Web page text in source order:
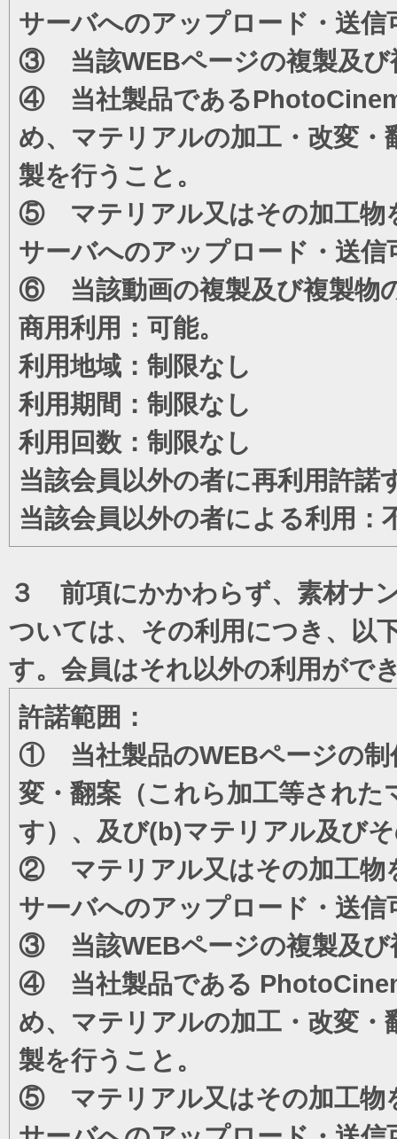
サーバへのアップロード・送信
③ 当該WEBページの複製及び
④ 当社製品である
め、マテリアルの加工・改変
製を行うこと。
⑤ マテリアル又はその加工物
サーバへのアップロード・送信
⑥ 当該動画の複製及び複製物
商用利用：可能。
利用地域：制限なし
利用期間：制限なし
利用回数：制限なし
当該会員以外の者に再利用許諾
当該会員以外の者による利用：
３ 前項にかかわらず、素材ナ
ついては、その利用につき、以
す。会員はそれ以外の利用がで
許諾範囲：
① 当社製品のWEBページの制
変・翻案（これら加工等され
す）、及び(b)マテリアル及び
② マテリアル又はその加工物
サーバへのアップロード・送信
③ 当該WEBページの複製及び
④ 当社製品である
め、マテリアルの加工・改変
製を行うこと。
⑤ マテリアル又はその加工物